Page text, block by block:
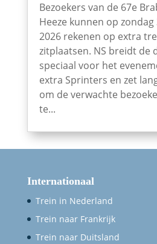
Bezoekers van de 67e
Heeze kunnen op
2026 rekenen op extra
zitplaatsen. NS breidt de
speciaal voor het
extra Sprinters en zet
om de verwachte
te...
Internationaal
Trein in Nederland
Trein naar Frankrijk
Trein naar Duitsland